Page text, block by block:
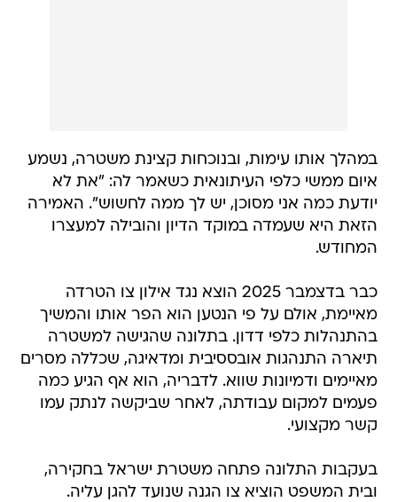
במהלך אותו עימות, ובנוכחות קצינת משטרה, נשמע
איום ממשי כלפי העיתונאית כשאמר לה: "את לא
יודעת כמה אני מסוכן, יש לך ממה לחשוש". האמירה
הזאת היא שעמדה במוקד הדיון והובילה למעצרו
המחודש.
כבר בדצמבר 2025 הוצא נגד אילון צו הטרדה
מאיימת, אולם על פי הנטען הוא הפר אותו והמשיך
בהתנהלות כלפי דדון. בתלונה שהגישה למשטרה
תיארה התנהגות אובססיבית ומדאיגה, שכללה מסרים
מאיימים ודמיונות שווא. לדבריה, הוא אף הגיע כמה
פעמים למקום עבודתה, לאחר שביקשה לנתק עמו
קשר מקצועי.
בעקבות התלונה פתחה משטרת ישראל בחקירה,
ובית המשפט הוציא צו הגנה שנועד להגן עליה.